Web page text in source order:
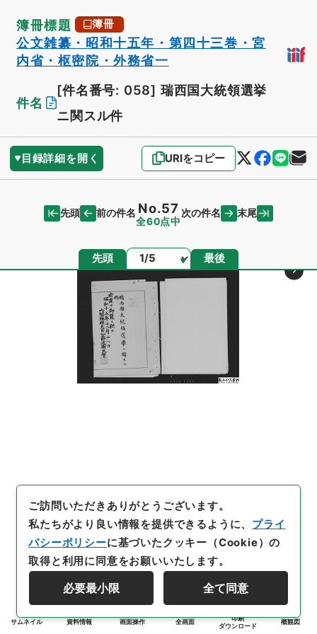
簿冊標題 簿冊
公文雑纂・昭和十五年・第四十三巻・宮
内省・枢密院・外務省一
件名
[件名番号: 058] 瑞西国大統領選挙
ニ関スル件
目録詳細を開く URIをコピー
先頭 前の件名 No.57
全60点中
次の件名 末尾
先頭 ページ 最後
サムネイル 資料情報 画面操作 全画面
印刷
ダウンロード
概観図
ご訪問いただきありがとうございます。
私たちがより良い情報を提供できるように、 プライ
バシーポリシーに基づいたクッキー（Cookie）の
取得と利用に同意をお願いいたします。
必要最小限 全て同意